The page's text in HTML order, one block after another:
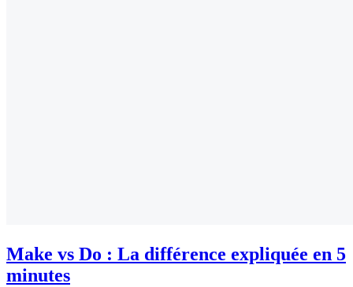
Make vs Do : La différence expliquée en 5
minutes